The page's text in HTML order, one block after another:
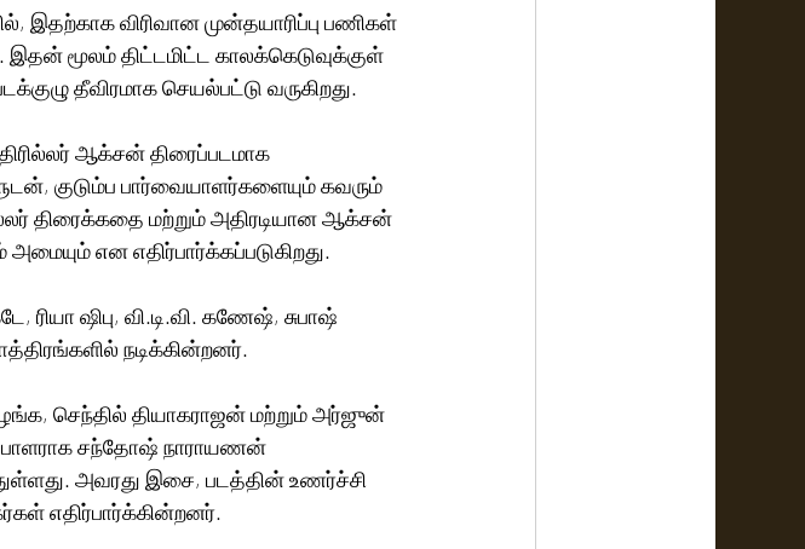
இதற்காக விரிவான முன்தயாரிப்பு பணிகள்
இதன் மூலம் திட்டமிட்ட காலக்கெடுவுக்குள்
தீவிரமாக செயல்பட்டு வருகிறது.
ஆக்சன் திரைப்படமாக
குடும்ப பார்வையாளர்களையும் கவரும்
திரைக்கதை மற்றும் அதிரடியான ஆக்சன்
என எதிர்பார்க்கப்படுகிறது.
ஷிபு, வி.டி.வி. கணேஷ், சுபாஷ்
நடிக்கின்றனர்.
செந்தில் தியாகராஜன் மற்றும் அர்ஜுன்
சந்தோஷ் நாராயணன்
அவரது இசை, படத்தின் உணர்ச்சி
எதிர்பார்க்கின்றனர்.